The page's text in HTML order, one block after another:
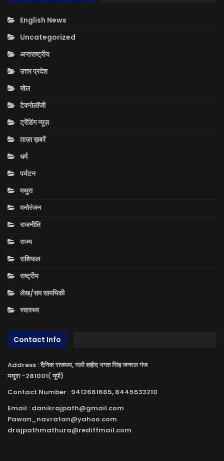
English News
Uncategorized
अन्तराष्ट्रीय
उत्तर प्रदेश
खेल
टेक्नोलॉजी
ट्रेंडिंग न्यूज़
ताज़ा ख़बरें
धर्म
पर्यटन
मथुरा
मनोरंजन
राजनीति
राज्य
राशिफल
राष्ट्रीय
लेख/सम सामयिकी
स्वास्थ्य
Contact Info
Address : दैनिक राजपथ, गली शहीद भगत सिंह जनरल गंज
मथुरा -281001( यूपी)
Contact Number : 9412661665, 8445533210
Email : danikrajpath@gmail.com
Pawan_navratan@yahoo.com
drajpathmathura@rediffmail.com